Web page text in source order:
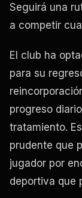
Seguirá una
a competir
El club ha
para su
progreso
tratamiento.
prudente que
jugador por
deportiva que